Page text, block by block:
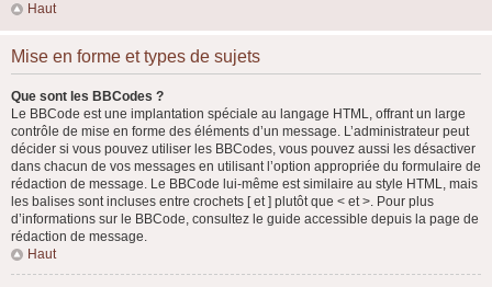
Haut
Mise en forme et types de sujets
Que sont les BBCodes ?
Le BBCode est une implantation spéciale au langage HTML, offrant un large
contrôle de mise en forme des éléments d’un message. L’administrateur peut
décider si vous pouvez utiliser les BBCodes, vous pouvez aussi les désactiver
dans chacun de vos messages en utilisant l’option appropriée du formulaire de
rédaction de message. Le BBCode lui-même est similaire au style HTML, mais
les balises sont incluses entre crochets [ et ] plutôt que < et >. Pour plus
d’informations sur le BBCode, consultez le guide accessible depuis la page de
rédaction de message.
Haut